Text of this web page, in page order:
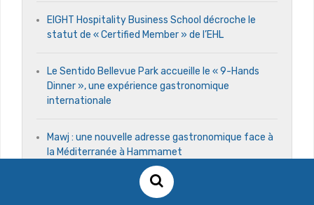
EIGHT Hospitality Business School décroche le
statut de « Certified Member » de l’EHL
Le Sentido Bellevue Park accueille le « 9-Hands
Dinner », une expérience gastronomique
internationale
Mawj : une nouvelle adresse gastronomique face à
la Méditerranée à Hammamet
Aéroport d’İstanbul : record de 1730 mouvements